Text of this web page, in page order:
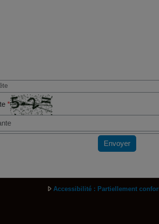
*
Envoyer
Accessibilité : Partiellement